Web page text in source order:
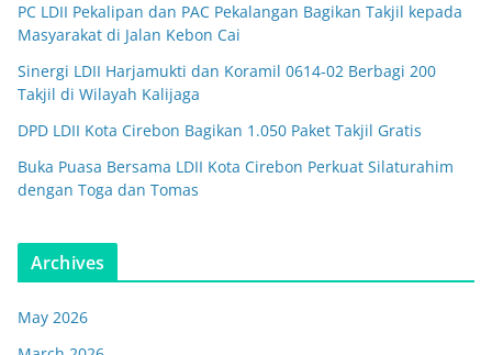
PC LDII Pekalipan dan PAC Pekalangan Bagikan Takjil kepada
Masyarakat di Jalan Kebon Cai
Sinergi LDII Harjamukti dan Koramil 0614-02 Berbagi 200
Takjil di Wilayah Kalijaga
DPD LDII Kota Cirebon Bagikan 1.050 Paket Takjil Gratis
Buka Puasa Bersama LDII Kota Cirebon Perkuat Silaturahim
dengan Toga dan Tomas
Archives
May 2026